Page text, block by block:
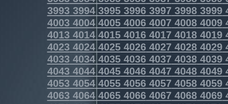
3993399439953996399739983999
4003400440054006400740084009
4013401440154016401740184019
4023402440254026402740284029
4033403440354036403740384039
4043404440454046404740484049
4053405440554056405740584059
4063406440654066406740684069